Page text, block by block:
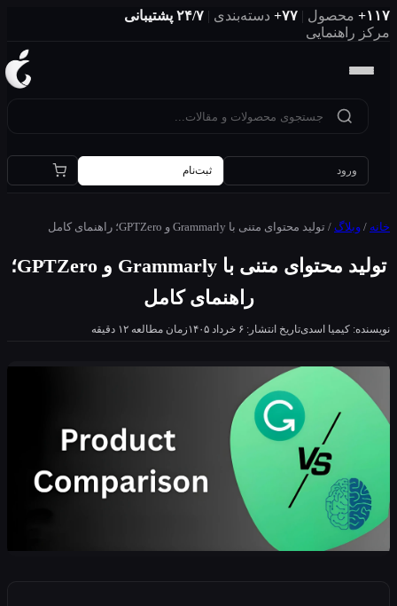
| ۷۷+ دسته‌بندی | ۲۴/۷ پشتیبانی
/تولید محتوای متنی با Grammarly و GPTZero؛ راهنمای کامل
تولید محتوای متنی با Grammarly و GPTZero؛
راهنمای کامل
اسدی تاریخ انتشار: ۶ خرداد ۱۴۰۵ زمان مطالعه ۱۲ دقیقه